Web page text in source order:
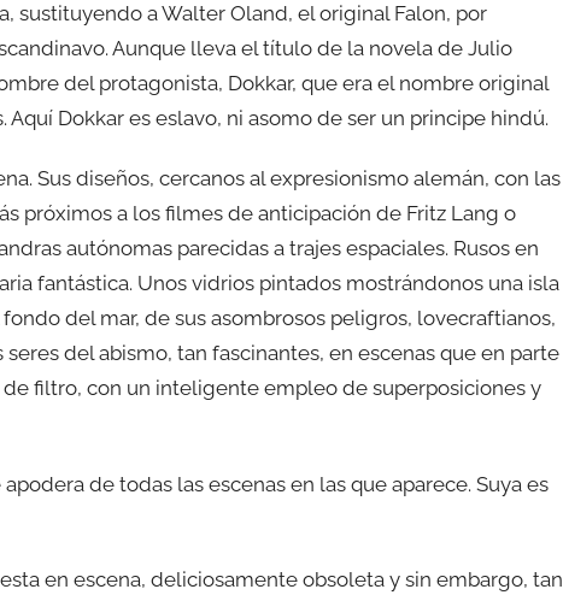
sustituyendo a Walter Oland, el original Falon, por
Aunque lleva el título de la novela de Julio
del protagonista, Dokkar, que era el nombre original
Dokkar es eslavo, ni asomo de ser un principe hindú.
Sus diseños, cercanos al expresionismo alemán, con las
próximos a los filmes de anticipación de Fritz Lang o
autónomas parecidas a trajes espaciales. Rusos en
fantástica. Unos vidrios pintados mostrándonos una isla
del mar, de sus asombrosos peligros, lovecraftianos,
del abismo, tan fascinantes, en escenas que en parte
filtro, con un inteligente empleo de superposiciones y
de todas las escenas en las que aparece. Suya es
en escena, deliciosamente obsoleta y sin embargo, tan